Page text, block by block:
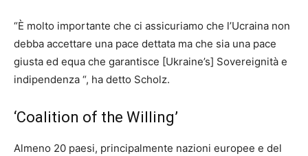
“È molto importante che ci assicuriamo che l’Ucraina non
debba accettare una pace dettata ma che sia una pace
giusta ed equa che garantisce [Ukraine’s] Sovereignità e
indipendenza “, ha detto Scholz.
‘Coalition of the Willing’
Almeno 20 paesi, principalmente nazioni europee e del